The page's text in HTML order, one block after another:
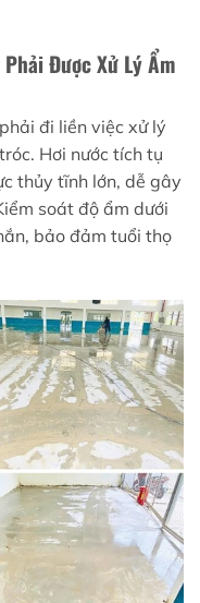
Được Xử Lý Ẩm
đi liền việc xử lý
Hơi nước tích tụ
thủy tĩnh lớn, dễ gây
soát độ ẩm dưới
bảo đảm tuổi thọ